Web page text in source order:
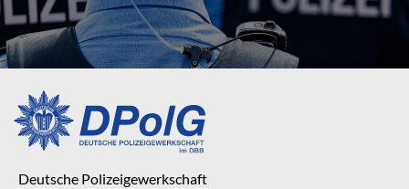
Deutsche Polizeigewerkschaft